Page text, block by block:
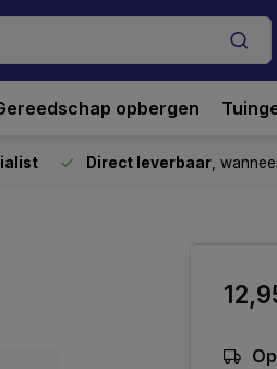
opbergen
Direct leverbaar ,